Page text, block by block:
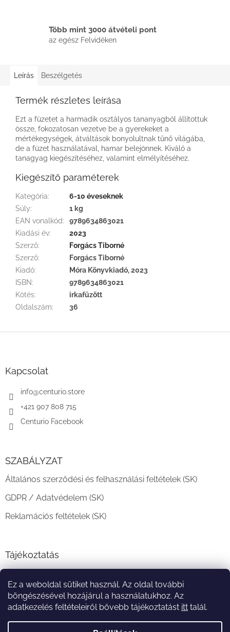
Ez a weboldal sütiket használ. Az oldal további
böngészésével hozájárul a használatukhoz. Az
adatkezelés feltételeiről bővebb tájékoztatást itt talál.
Több mint 3000 átvételi pont
az egész Felvidéken
Leírás Beszélgetés
Termék részletes leírása
Ezt a füzetet a harmadik osztályos tananyagból állítottuk
össze, fokozatosan vezetve be a gyerekeket a
mértékegységek, átváltások bonyolultnak tűnő világába,
de a füzet használatával, hamar belejönnek. Kiváló a
tanagyag kiegészítéséhez, valamint elmélyítéséhez.
Kiegészítő paraméterek
Kategória:
6-10 éveseknek
Súly:
1 kg
EAN vonalkód:
9789634863021
Kiadási év:
2023
Szerző:
Forgács Tiborné
Szerző:
Forgács Tiborné
Kiadó:
Móra Könyvkiadó, 2023
ISBN:
9789634863021
Kötés:
irkafűzött
Oldalszám: 36
Kapcsolat
info@centurio.store
+421 907 808 715
Centurio Facebook
SZABÁLYZAT
Általános szerződési és felhasználási feltételek (SK)
GDPR / Adatvédelem (SK)
Reklamációs feltételek (SK)
Tájékoztatás
A vásárlás menete